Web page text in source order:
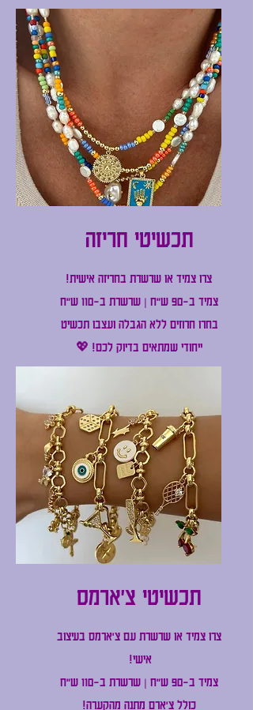
תכשיטי חריזה
צרו צמיד או שרשרת בחריזה אישית!
צמיד ב-90 ש"ח | שרשרת ב-110 ש"ח
בחרו חרוזים ללא הגבלה ועצבו תכשיט
ייחודי שמתאים בדיוק לכם! 💖
תכשיטי צ'ארמס
צרו צמיד או שרשרת עם צ'ארמס בעיצוב
אישי!
צמיד ב-90 ש"ח | שרשרת ב-110 ש"ח
כולל צ'ארם מתנה מהקערה!